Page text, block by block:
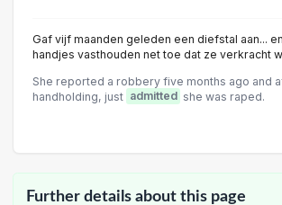
Gaf vijf maanden geleden een diefstal aan... en
handjes vasthouden net toe dat ze verkracht
She reported a robbery five months ago and
handholding, just admitted she was raped.
Further details about this page